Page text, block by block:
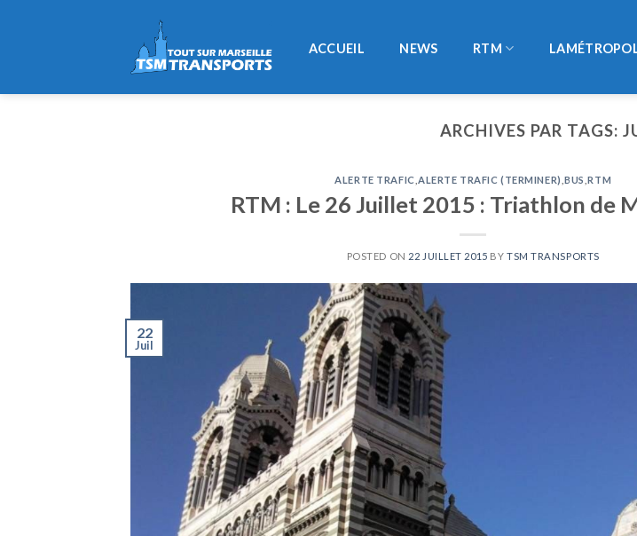
ACCUEIL NEWS RTM
ARCHIVES PAR TAGS:
ALERTE TRAFIC ,ALERTE TRAFIC (TERMINER) ,BUS ,RTM
RTM : Le 26 Juillet 2015 : Triathlon de
POSTED ON 22 JUILLET 2015 BY TSM TRANSPORTS
22
Juil